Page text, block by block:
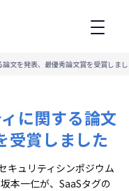
文を発表、最優秀論文賞を受賞しま
に関する論文
受賞しました
キュリティシンポジウム
本一仁が、SaaSタグの